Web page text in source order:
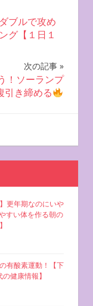
ブルで攻め
グ【１日１
次の記事
！ソーランプ
引き締める
更年期なのにいや
すい体を作る朝の
有酸素運動！【下
健康情報】